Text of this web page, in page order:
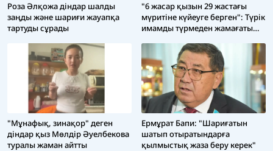
Роза Әлқожа діндар шалды
заңды және шариғи жауапқа
тартуды сұрады
"6 жасар қызын 29 жастағы
мүритіне күйеуге берген": Түрік
имамды түрмеден жамағаты
"Мұнафық, зинақор" деген
діндар қыз Мөлдір Әуелбекова
туралы жаман айтты
Ермұрат Бапи: "Шариғатын
шатып отыратындарға
қылмыстық жаза беру керек"